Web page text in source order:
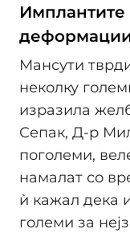
Мансути
неколку
изразила
Сепак, Д-р
поголеми,
намалат со
ѝ кажал дека
големи за